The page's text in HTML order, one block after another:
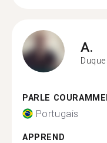
A.
PARLE
Portugais
APPREND